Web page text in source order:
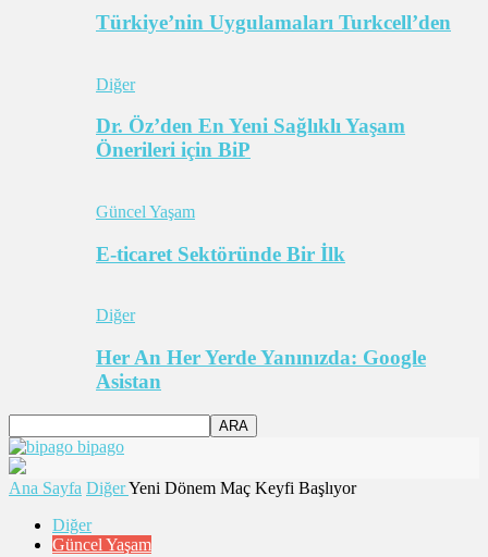
Türkiye’nin Uygulamaları Turkcell’den
Diğer
Dr. Öz’den En Yeni Sağlıklı Yaşam
Önerileri için BiP
Güncel Yaşam
E-ticaret Sektöründe Bir İlk
Diğer
Her An Her Yerde Yanınızda: Google
Asistan
bipago
Ana Sayfa DiğerYeni Dönem Maç Keyfi Başlıyor
Diğer
Güncel Yaşam